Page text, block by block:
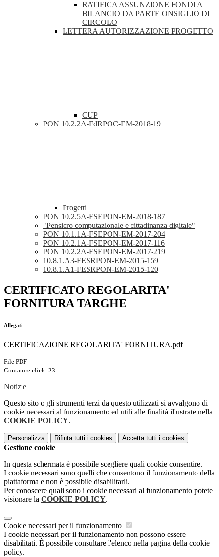
RATIFICA ASSUNZIONE FONDI A
BILANCIO DA PARTE ONSIGLIO DI
CIRCOLO
LETTERA AUTORIZZAZIONE PROGETTO
CUP
PON 10.2.2A-FdRPOC-EM-2018-19
Progetti
PON 10.2.5A-FSEPON-EM-2018-187
"Pensiero computazionale e cittadinanza digitale"
PON 10.1.1A-FSEPON-EM-2017-204
PON 10.2.1A-FSEPON-EM-2017-116
PON 10.2.2A-FSEPON-EM-2017-219
10.8.1.A3-FESRPON-EM-2015-159
10.8.1.A1-FESRPON-EM-2015-120
CERTIFICATO REGOLARITA'
FORNITURA TARGHE
Allegati
CERTIFICAZIONE REGOLARITA' FORNITURA.pdf
File PDF
Contatore click: 23
Notizie
Questo sito o gli strumenti terzi da questo utilizzati si avvalgono di
cookie necessari al funzionamento ed utili alle finalità illustrate nella
COOKIE POLICY.
Personalizza Rifiuta tutti i cookies Accetta tutti i cookies
Gestione cookie
In questa schermata è possibile scegliere quali cookie consentire.
I cookie necessari sono quelli che consentono il funzionamento della
piattaforma e non è possibile disabilitarli.
Per conoscere quali sono i cookie necessari al funzionamento potete
visionare la COOKIE POLICY.
Cookie necessari per il funzionamento
I cookie necessari per il funzionamento non possono essere
disabilitati. È possibile consultare l'elenco nella pagina della cookie
policy.